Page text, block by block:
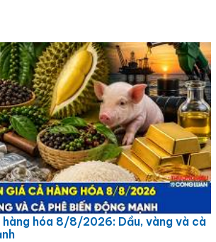
hóa 8/8/2026: Dầu, vàng và cà